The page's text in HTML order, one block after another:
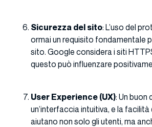
Sicurezza del sito: L’uso del
ormai un requisito fondamentale
sito. Google considera i siti
questo può influenzare
User Experience (UX): Un buon
un’interfaccia intuitiva, e la facilità
aiutano non solo gli utenti, ma